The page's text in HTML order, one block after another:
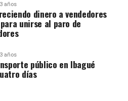
años
dinero a vendedores
unirse al paro de
años
público en Ibagué
días